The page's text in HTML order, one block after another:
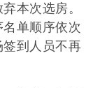
本次选房。
单顺序依次
到人员不再